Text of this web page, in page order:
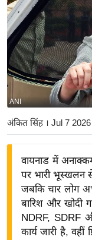
ष्ट्री
य
अं
त
र्रा
य
बि
ज़
द्यो
ANI
अंकित सिंह। Jul 7
वायनाड में
पर भारी भूस्खलन
जबकि चार लोग
बारिश और खोदी
NDRF, SDRF
कार्य जारी है, वहीं